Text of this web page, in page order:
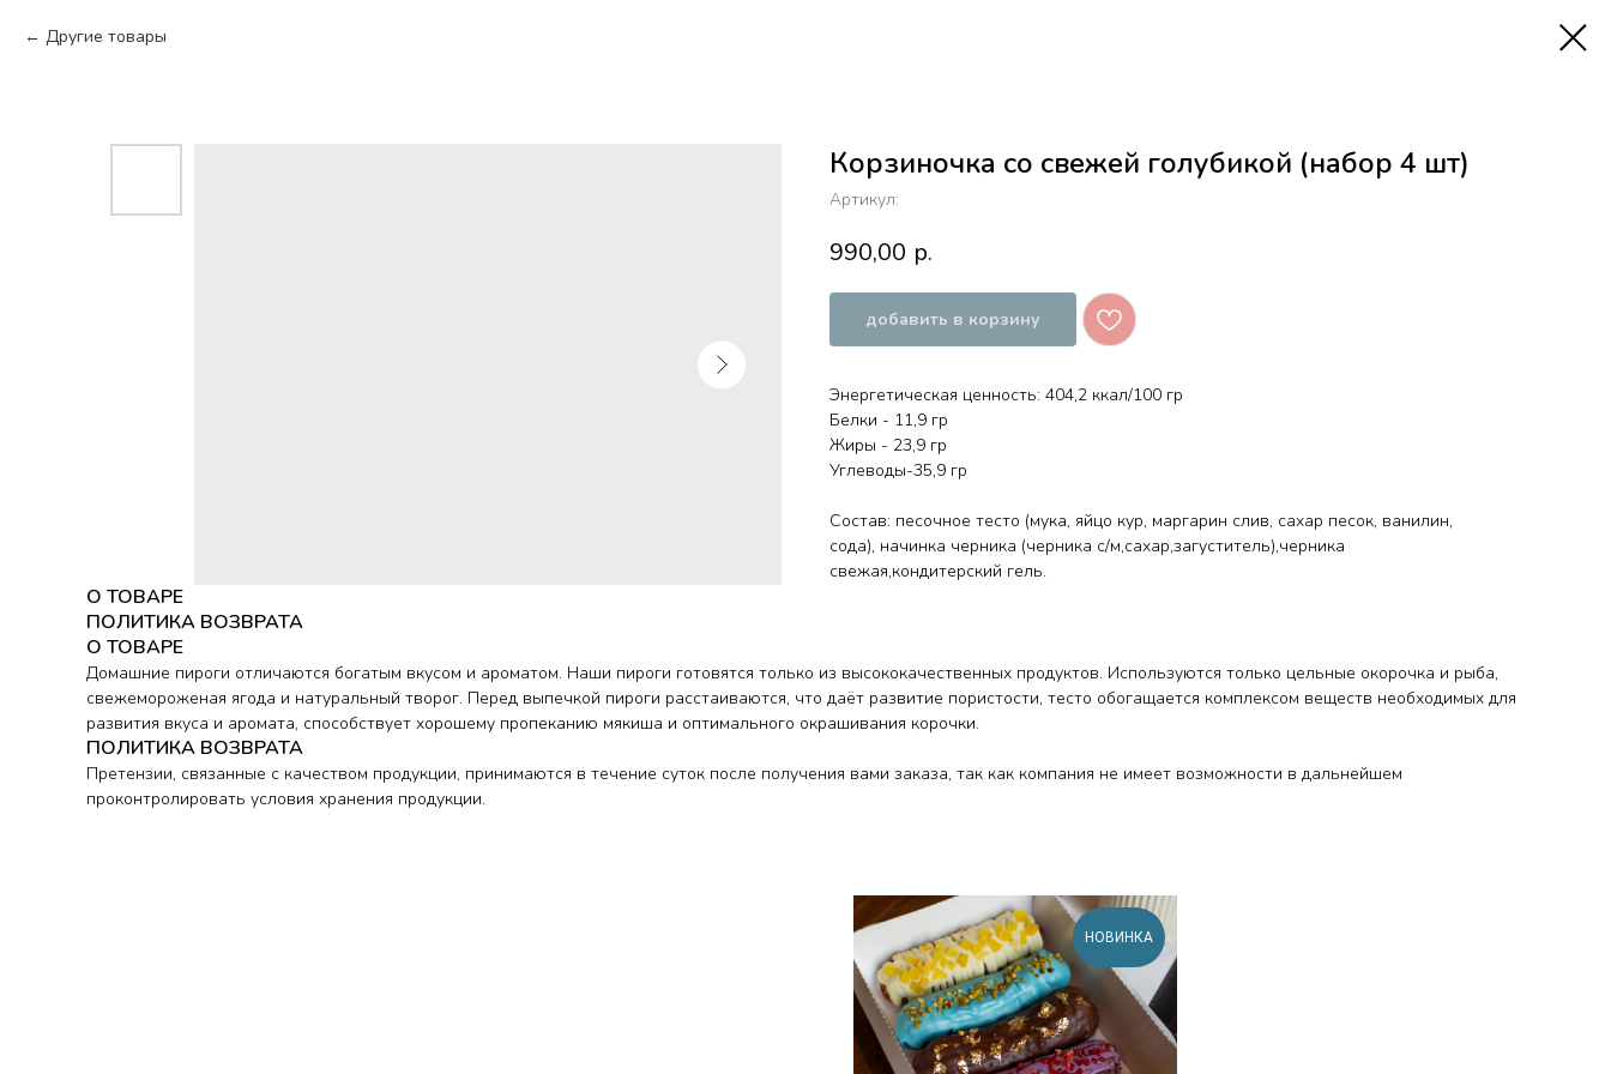
Другие товары
Корзиночка со свежей голубикой (набор 4 шт)
Артикул:
990,00 р.
добавить в корзину
Энергетическая ценность: 404,2 ккал/100 гр
Белки - 11,9 гр
Жиры - 23,9 гр
Углеводы-35,9 гр
Состав: песочное тесто (мука, яйцо кур, маргарин слив, сахар песок, ванилин,
сода), начинка черника (черника с/м,сахар,загуститель),черника
свежая,кондитерский гель.
О ТОВАРЕ
ПОЛИТИКА ВОЗВРАТА
О ТОВАРЕ
Домашние пироги отличаются богатым вкусом и ароматом. Наши пироги готовятся только из высококачественных продуктов. Используются только цельные окорочка и рыба,
свежемороженая ягода и натуральный творог. Перед выпечкой пироги расстаиваются, что даёт развитие пористости, тесто обогащается комплексом веществ необходимых для
развития вкуса и аромата, способствует хорошему пропеканию мякиша и оптимального окрашивания корочки.
ПОЛИТИКА ВОЗВРАТА
Претензии, связанные с качеством продукции, принимаются в течение суток после получения вами заказа, так как компания не имеет возможности в дальнейшем
проконтролировать условия хранения продукции.
НОВИНКА